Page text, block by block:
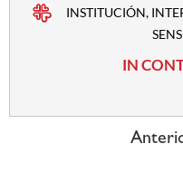
INSTITUCIÓN,
IN